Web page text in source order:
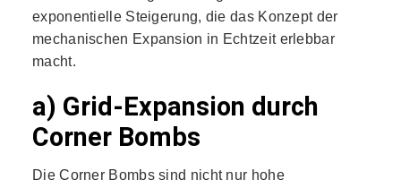
exponentielle Steigerung, die das Konzept der
mechanischen Expansion in Echtzeit erlebbar
macht.
a) Grid-Expansion durch
Corner Bombs
Die Corner Bombs sind nicht nur hohe